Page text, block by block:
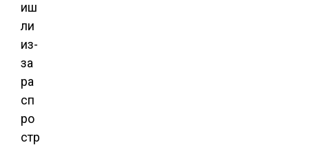
иш
ли
из-
за
ра
сп
ро
стр